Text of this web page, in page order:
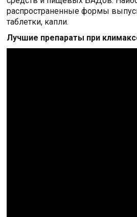
распространенные формы
таблетки, капли.
Лучшие препараты при